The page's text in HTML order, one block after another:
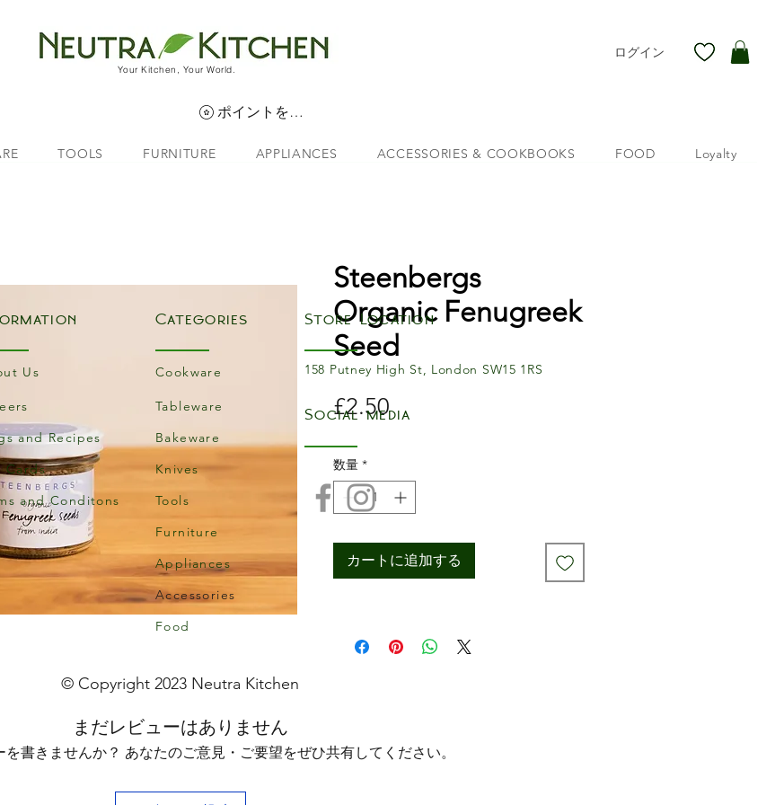
Your Kitchen, Your World.
ログイン
ポイントを表示
TOOLS FURNITURE APPLIANCES ACCESSORIES & COOKBOOKS FOOD Loyalty
Steenbergs
Organic Fenugreek
Seed
£2.50価
数量 *
カートに追加する
まだレビューはありません
書きませんか？ あなたのご意見・ご要望をぜひ共有してください。
Us
and Recipes
Cards
and Conditons
Categories
Cookware
Tableware
Bakeware
Knives
Tools
Furniture
Appliances
Accessories
Food
Store Location
158 Putney High St, London SW15 1RS
Social media
© Copyright 2023 Neutra Kitchen